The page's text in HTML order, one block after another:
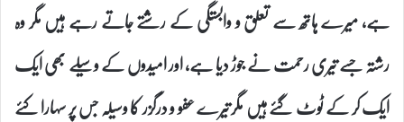
ہے، میرے ہاتھ سے تعلق و وابستگی کے رشتے جاتے رہے ہیں مگر وہ
رشتہ جسے تیری رحمت نے جوڑ دیا ہے، اور امیدوں کے وسیلے بھی ایک
ایک کر کے ٹوٹ گئے ہیں مگر تیرے عفو و درگزر کا وسیلہ جس پر سہارا کئے